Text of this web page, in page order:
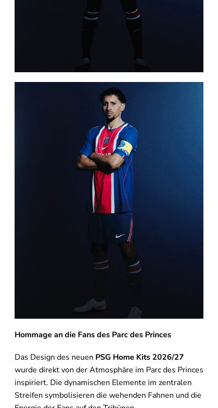
Hommage an die Fans des Parc des Princes
Das Design des neuen PSG Home Kits 2026/27
wurde direkt von der Atmosphäre im Parc des Princes
inspiriert. Die dynamischen Elemente im zentralen
Streifen symbolisieren die wehenden Fahnen und die